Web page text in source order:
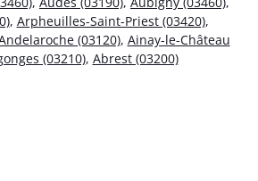
, Arpheuilles-Saint-Priest (03420),
(03120), Ainay-le-Château
(03210), Abrest (03200)